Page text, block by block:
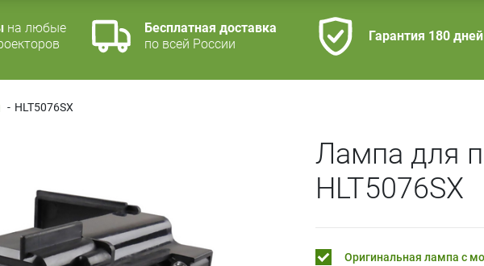
на любые
Бесплатная доставка
по всей России
Гарантия 180 дней
- HLT5076SX
Лампа для
HLT5076SX
Оригинальная лампа с